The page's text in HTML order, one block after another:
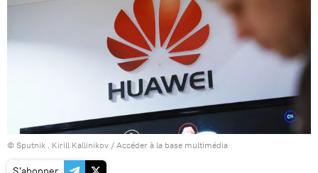
© Sputnik . Kirill Kallinikov / Accéder à la base multimédia